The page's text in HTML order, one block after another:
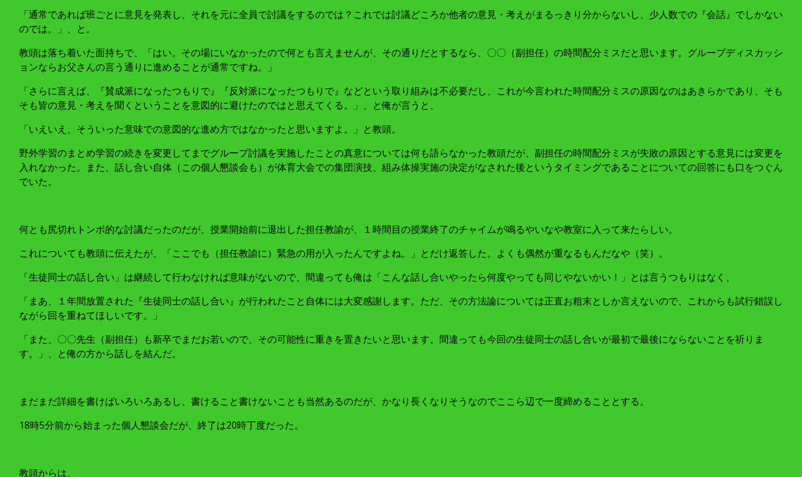
「通常であれば班ごとに意見を発表し、それを元に全員で討議をするのでは？これでは討議どころか他者の意見・考えがまるっきり分からないし、少人数での『会話』でしかない
のでは。」、と。
教頭は落ち着いた面持ちで、「はい。その場にいなかったので何とも言えませんが、その通りだとするなら、〇〇（副担任）の時間配分ミスだと思います。グループディスカッシ
ョンならお父さんの言う通りに進めることが通常ですね。」
「さらに言えば、『賛成派になったつもりで』『反対派になったつもりで』などという取り組みは不必要だし、これが今言われた時間配分ミスの原因なのはあきらかであり、そも
そも皆の意見・考えを聞くということを意図的に避けたのではと思えてくる。」、と俺が言うと、
「いえいえ、そういった意味での意図的な進め方ではなかったと思いますよ。」と教頭。
野外学習のまとめ学習の続きを変更してまでグループ討議を実施したことの真意については何も語らなかった教頭だが、副担任の時間配分ミスが失敗の原因とする意見には変更を
入れなかった。また、話し合い自体（この個人懇談会も）が体育大会での集団演技、組み体操実施の決定がなされた後というタイミングであることについての回答にも口をつぐん
でいた。
何とも尻切れトンボ的な討議だったのだが、授業開始前に退出した担任教諭が、１時間目の授業終了のチャイムが鳴るやいなや教室に入って来たらしい。
これについても教頭に伝えたが、「ここでも（担任教諭に）緊急の用が入ったんですよね。」とだけ返答した。よくも偶然が重なるもんだなや（笑）。
「生徒同士の話し合い」は継続して行わなければ意味がないので、間違っても俺は「こんな話し合いやったら何度やっても同じやないかい！」とは言うつもりはなく、
「まあ、１年間放置された『生徒同士の話し合い』が行われたこと自体には大変感謝します。ただ、その方法論については正直お粗末としか言えないので、これからも試行錯誤し
ながら回を重ねてほしいです。」
「また、〇〇先生（副担任）も新卒でまだお若いので、その可能性に重きを置きたいと思います。間違っても今回の生徒同士の話し合いが最初で最後にならないことを祈りま
す。」、と俺の方から話しを結んだ。
まだまだ詳細を書けばいろいろあるし、書けること書けないことも当然あるのだが、かなり長くなりそうなのでここら辺で一度締めることとする。
18時5分前から始まった個人懇談会だが、終了は20時丁度だった。
教頭からは、